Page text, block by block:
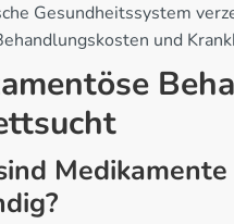
Gesundheitssystem
und
Medikamente